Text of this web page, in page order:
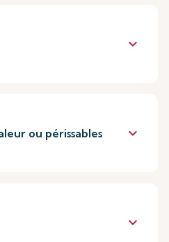
keyboard_arrow_down
ou périssables keyboard_arrow_down
keyboard_arrow_down